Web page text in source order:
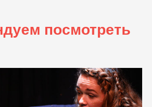
посмотреть